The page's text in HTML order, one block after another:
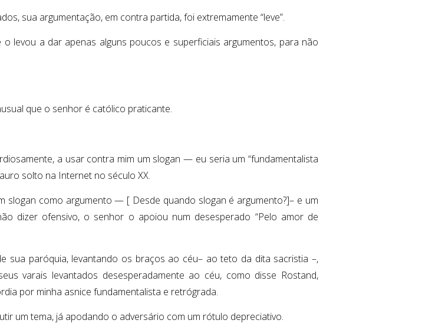
sua argumentação, em contra partida, foi extremamente “leve”.
o levou a dar apenas alguns poucos e superficiais argumentos, para não
que o senhor é católico praticante.
a usar contra mim um slogan — eu seria um “fundamentalista
solto na Internet no século XX.
slogan como argumento — [ Desde quando slogan é argumento?]– e um
dizer ofensivo, o senhor o apoiou num desesperado “Pelo amor de
sua paróquia, levantando os braços ao céu– ao teto da dita sacristia –,
varais levantados desesperadamente ao céu, como disse Rostand,
por minha asnice fundamentalista e retrógrada.
um tema, já apodando o adversário com um rótulo depreciativo.